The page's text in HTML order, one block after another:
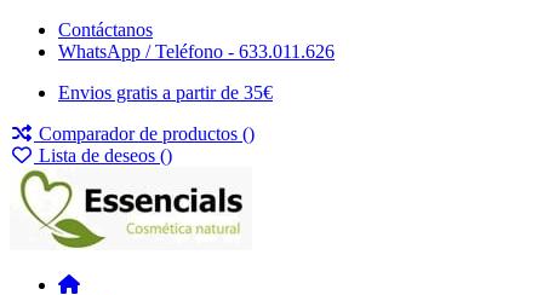
Contáctanos
WhatsApp / Teléfono - 633.011.626
Envios gratis a partir de 35€
Comparador de productos ()
Lista de deseos ()